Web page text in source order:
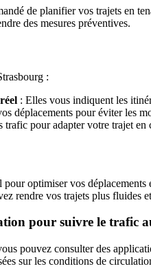
de planifier vos trajets en
des mesures préventives.
:
: Elles vous indiquent les
déplacements pour éviter les
pour adapter votre trajet en
optimiser vos
rendre vos trajets plus fluides
pour suivre le trafic
pouvez consulter des
sur les conditions de